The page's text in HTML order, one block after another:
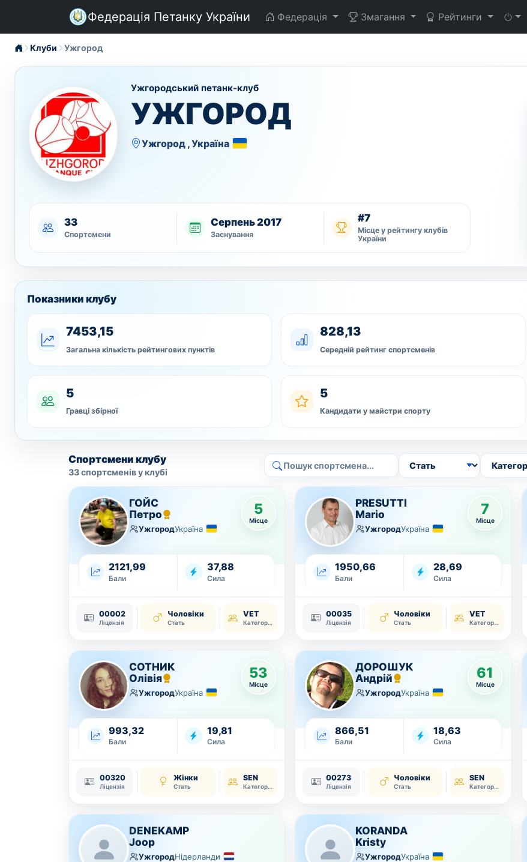
Федерація Петанку України Федерація Змагання Рейтинги
Клуби Ужгород
Ужгородський петанк-клуб
УЖГОРОД
Ужгород , Україна
33
Спортсмени
Серпень 2017
Заснування
#7
Місце у рейтингу клубів
України
Показники клубу
7453,15
Загальна кількість рейтингових пунктів
828,13
Середній рейтинг спортсменів
5
Гравці збірної
5
Кандидати у майстри спорту
Спортсмени клубу
33 спортсменів у клубі Стать Категорія
ГОЙС
Петро
УжгородУкраїна
5
Місце
2121,99
Бали
37,88
Сила
00002
Ліцензія
Чоловіки
Стать
VET
Категорія
PRESUTTI
Mario
УжгородУкраїна
7
Місце
1950,66
Бали
28,69
Сила
00035
Ліцензія
Чоловіки
Стать
VET
Категорія
СОТНИК
Олівія
УжгородУкраїна
53
Місце
993,32
Бали
19,81
Сила
00320
Ліцензія
Жінки
Стать
SEN
Категорія
ДОРОШУК
Андрій
УжгородУкраїна
61
Місце
866,51
Бали
18,63
Сила
00273
Ліцензія
Чоловіки
Стать
SEN
Категорія
DENEKAMP
Joop
УжгородНідерланди
KORANDA
Kristy
УжгородУкраїна